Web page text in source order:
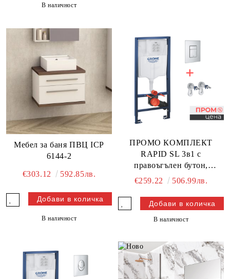
В наличност
Мебел за баня ПВЦ ICP
6144-2
€303.12 592.85лв.
В наличност
ПРОМО КОМПЛЕКТ
RAPID SL 3в1 с
правоъгълен бутон,
GROHE
€259.22 506.99лв.
В наличност